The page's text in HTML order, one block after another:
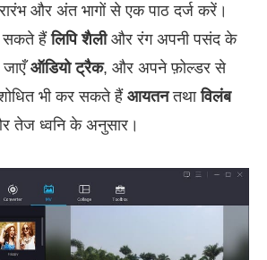
और अंत भागों से एक पाठ दर्ज करें।
सकते हैंलिपि शैलीऔर रंग अपनी पसंद के
ऑडियो ट्रैक, और अपने फ़ोल्डर से
भी कर सकते हैं आयतनतथाविलंब
तेज ध्वनि के अनुसार।